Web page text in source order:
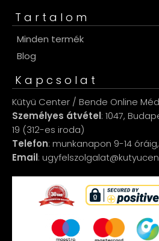
Tartalom
Minden termék
Blog
Kapcsolat
Kütyü Center / Bende Online
Személyes átvétel: 1047,
19 (312-es iroda)
Telefon: munkanapon 9-14
Email: